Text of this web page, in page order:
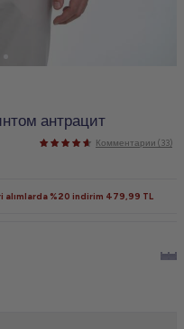
антрацит
Комментарии (33)
%20 indirim 479,99 TL